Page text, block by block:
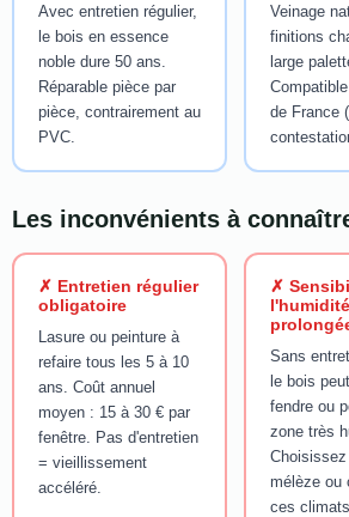
Avec entretien régulier,
le bois en essence
noble dure 50 ans.
Réparable pièce par
pièce, contrairement au
PVC.
Veinage
finitions
large
de France
Les inconvénients à
✗ Entretien régulier
obligatoire
Lasure ou peinture à
refaire tous les 5 à 10
ans. Coût annuel
moyen : 15 à 30 € par
fenêtre. Pas d'entretien
= vieillissement
accéléré.
✗
l'humidité
Sans
le bois
fendre ou
zone très
Choisissez
mélèze ou
ces climats.